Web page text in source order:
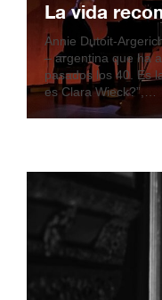
La vida
Annie Dutoit-
– argentina que ha
pasados los 40. Es
es Clara Wieck?”,…